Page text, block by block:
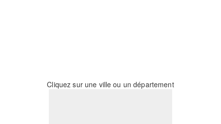
Cliquez sur une ville ou un département